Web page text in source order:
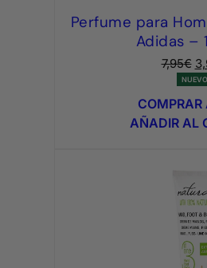
Perfume para
Adidas –
7,95€ El
NUEVO
COMPRAR
AÑADIR AL